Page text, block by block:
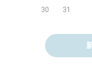
30 31